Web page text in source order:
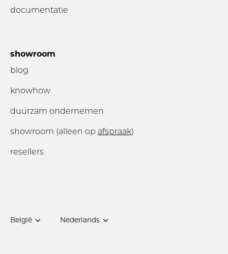
documentatie
showroom
blog
knowhow
duurzam ondernemen
showroom (alleen op afspraak)
resellers
Munteenheid
België Taal
Nederlands